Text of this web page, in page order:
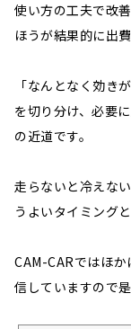
使い方の工夫で改
ほうが結果的に出
「なんとなく効き
を切り分け、必要
の近道です。
走らないと冷えな
うよいタイミング
CAM-CARではほ
信していますので